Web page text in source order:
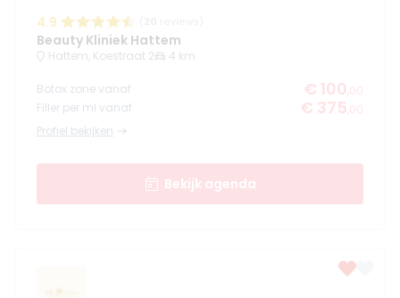
4.9
Beauty Kliniek Hattem
Hattem, Koestraat 2 4 km
Botox zone vanaf € 100 ,00
Filler per ml vanaf
€ 375 ,00
Profiel bekijken
Bekijk agenda